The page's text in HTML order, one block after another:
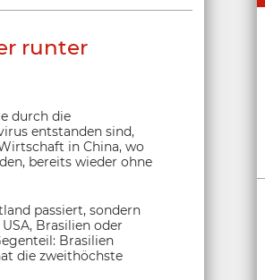
runter
durch die
entstanden sind,
in China, wo
bereits wieder ohne
passiert, sondern
Brasilien oder
Brasilien
die zweithöchste